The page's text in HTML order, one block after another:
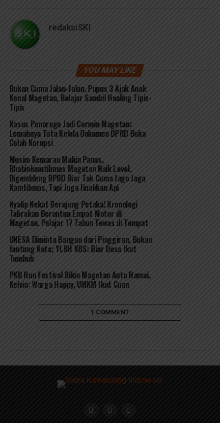
redaksiSKI
YOU MAY LIKE
Bukan Cuma Jalan-Jalan. Pupus 3 Ajak Anak
Kenal Magetan, Belajar Sambil Healing Tipis-
Tipis
Kasus Ponorogo Jadi Cermin Magetan:
Lemahnya Tata Kelola Dokumen DPRD Buka
Celah Korupsi
Musim Kemarau Makin Panas,
Bhabinkamtibmas Magetan Naik Level,
Digembleng BPBD Biar Tak Cuma Jago Jaga
Kamtibmas, Tapi Juga Jinakkan Api
Nyalip Nekat Berujung Petaka! Kronologi
Tabrakan Beruntun Empat Motor di
Magetan, Pelajar 17 Tahun Tewas di Tempat
UNESA Diminta Bangun dari Pinggiran, Bukan
Jantung Kota; YLBH KBS: Biar Desa Ikut
Tumbuh
PKB Run Festival Bikin Magetan Auto Ramai,
Kelvin: Warga Happy, UMKM Ikut Cuan
1 COMMENT